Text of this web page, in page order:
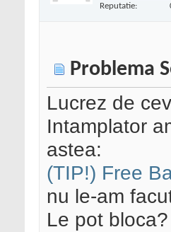
Reputatie:
Problema
Lucrez de
Intamplator
astea:
(TIP!) Free
nu le-am
Le pot